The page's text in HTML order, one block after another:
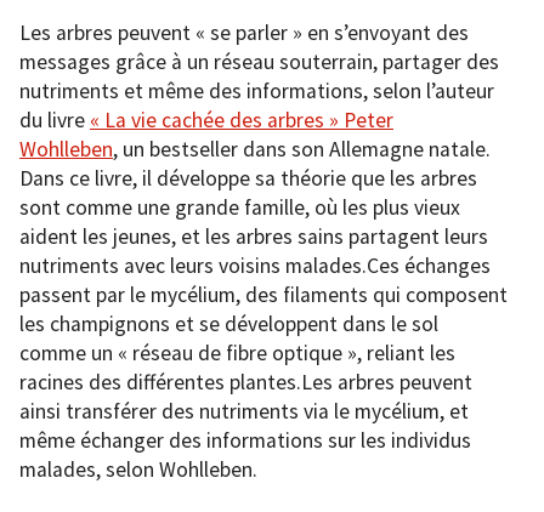
Les arbres peuvent « se parler » en s’envoyant des
messages grâce à un réseau souterrain, partager des
nutriments et même des informations, selon l’auteur
du livre « La vie cachée des arbres » Peter
Wohlleben, un bestseller dans son Allemagne natale.
Dans ce livre, il développe sa théorie que les arbres
sont comme une grande famille, où les plus vieux
aident les jeunes, et les arbres sains partagent leurs
nutriments avec leurs voisins malades.Ces échanges
passent par le mycélium, des filaments qui composent
les champignons et se développent dans le sol
comme un « réseau de fibre optique », reliant les
racines des différentes plantes.Les arbres peuvent
ainsi transférer des nutriments via le mycélium, et
même échanger des informations sur les individus
malades, selon Wohlleben.